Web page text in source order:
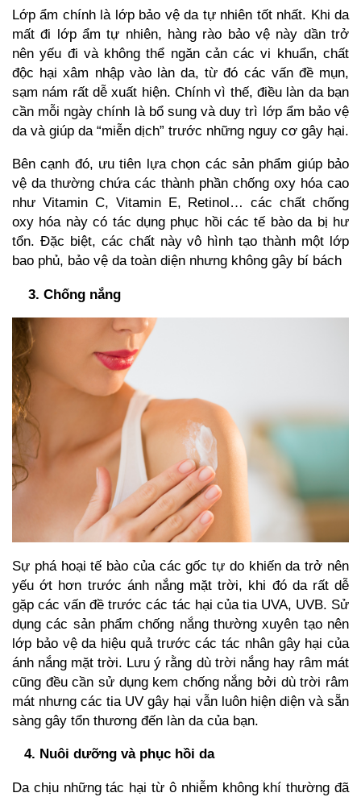
Lớp ẩm chính là lớp bảo vệ da tự nhiên tốt nhất. Khi da
mất đi lớp ẩm tự nhiên, hàng rào bảo vệ này dần trở
nên yếu đi và không thể ngăn cản các vi khuẩn, chất
độc hại xâm nhập vào làn da, từ đó các vấn đề mụn,
sạm nám rất dễ xuất hiện. Chính vì thế, điều làn da bạn
cần mỗi ngày chính là bổ sung và duy trì lớp ẩm bảo vệ
da và giúp da “miễn dịch” trước những nguy cơ gây hại.
Bên cạnh đó, ưu tiên lựa chọn các sản phẩm giúp bảo
vệ da thường chứa các thành phần chống oxy hóa cao
như Vitamin C, Vitamin E, Retinol… các chất chống
oxy hóa này có tác dụng phục hồi các tế bào da bị hư
tổn. Đặc biệt, các chất này vô hình tạo thành một lớp
bao phủ, bảo vệ da toàn diện nhưng không gây bí bách
3. Chống nắng
Sự phá hoại tế bào của các gốc tự do khiến da trở nên
yếu ớt hơn trước ánh nắng mặt trời, khi đó da rất dễ
gặp các vấn đề trước các tác hại của tia UVA, UVB. Sử
dụng các sản phẩm chống nắng thường xuyên tạo nên
lớp bảo vệ da hiệu quả trước các tác nhân gây hại của
ánh nắng mặt trời. Lưu ý rằng dù trời nắng hay râm mát
cũng đều cần sử dụng kem chống nắng bởi dù trời râm
mát nhưng các tia UV gây hại vẫn luôn hiện diện và sẵn
sàng gây tổn thương đến làn da của bạn.
4. Nuôi dưỡng và phục hồi da
Da chịu những tác hại từ ô nhiễm không khí thường đã